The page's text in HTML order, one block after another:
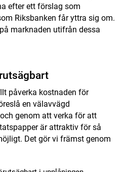
efter ett förslag som
Riksbanken får yttra sig om.
marknaden utifrån dessa
påverka kostnaden för
en välavvägd
genom att verka för att
är attraktiv för så
Det gör vi främst genom